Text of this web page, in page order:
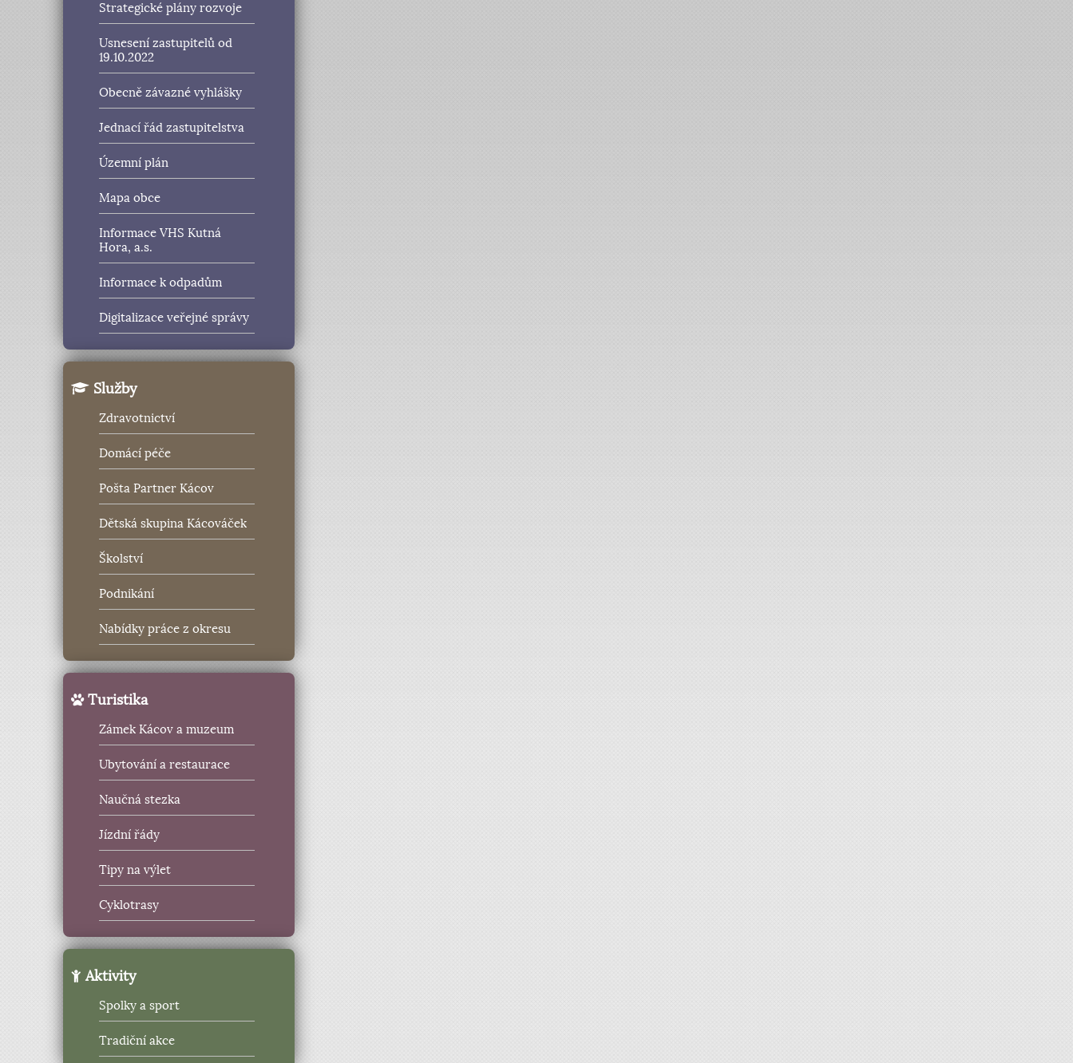
Strategické plány rozvoje
Usnesení zastupitelů od
19.10.2022
Obecně závazné vyhlášky
Jednací řád zastupitelstva
Územní plán
Mapa obce
Informace VHS Kutná
Hora, a.s.
Informace k odpadům
Digitalizace veřejné správy
Služby
Zdravotnictví
Domácí péče
Pošta Partner Kácov
Dětská skupina Kácováček
Školství
Podnikání
Nabídky práce z okresu
Turistika
Zámek Kácov a muzeum
Ubytování a restaurace
Naučná stezka
Jízdní řády
Tipy na výlet
Cyklotrasy
Aktivity
Spolky a sport
Tradiční akce